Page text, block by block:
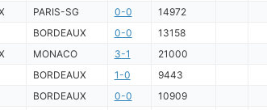
PARIS-SG 0-0 14972
BORDEAUX 0-0 13158
MONACO 3-1 21000
BORDEAUX 1-0 9443
BORDEAUX 0-0 10909